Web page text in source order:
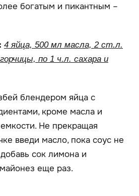
богатым и пикантным –
4 яйца, 500 мл масла, 2 ст.л.
по 1 ч.л. сахара и
блендером яйца с
кроме масла и
Не прекращая
введи масло, пока соус не
сок лимона и
еще раз.